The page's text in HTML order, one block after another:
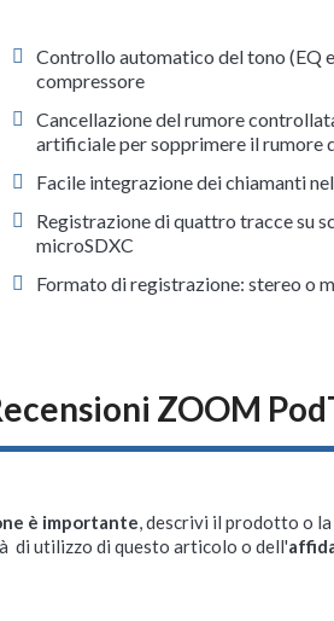
Controllo automatico del tono (EQ
compressore
Cancellazione del rumore
artificiale per sopprimere il rumore
Facile integrazione dei chiamanti
Registrazione di quattro tracce su
microSDXC
Formato di registrazione: stereo o
ZOOM
è importante, descrivi il prodotto o
di utilizzo di questo articolo o dell'